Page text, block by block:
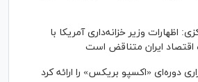
اظهارات وزیر خزانه‌داری آمریکا با
اقتصاد ایران متناقض است
دوره‌ای «اکسپو بریکس» را ارائه کرد